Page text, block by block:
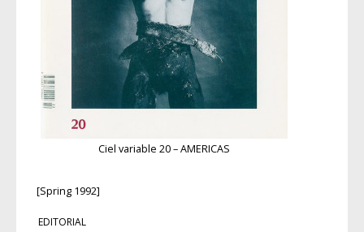
Ciel variable 20 – AMERICAS
[Spring 1992]
EDITORIAL